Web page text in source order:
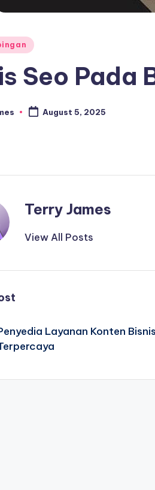
Seo Pada
August 5, 2025
Terry James
View All Posts
Layanan Konten Bisnis